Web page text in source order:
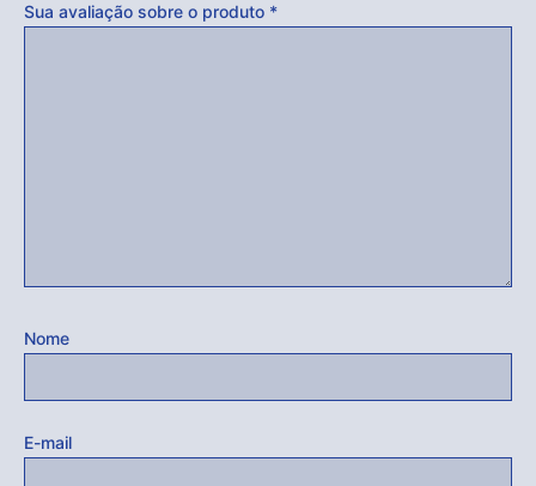
Sua avaliação sobre o produto *
Nome
E-mail